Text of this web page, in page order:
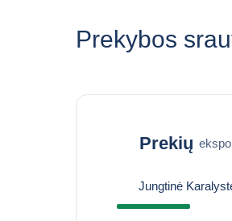
Prekybos
Prekių
Jungtinė